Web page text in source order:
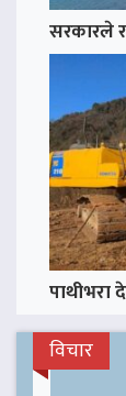
सरकारले
पाथीभरा
विचार